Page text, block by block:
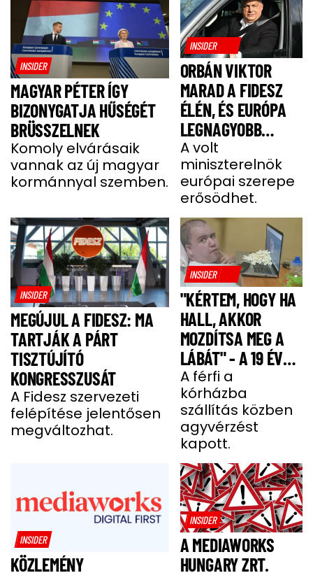
INSIDER
MAGYAR PÉTER ÍGY
BIZONYGATJA HŰSÉGÉT
BRÜSSZELNEK
Komoly elvárásaik
vannak az új magyar
kormánnyal szemben.
INSIDER
ORBÁN VIKTOR
MARAD A FIDESZ
ÉLÉN, ÉS EURÓPA
LEGNAGYOBB
JOBBOLDALI
SZÖVETSÉGÉT
ÉPÍTI TOVÁBB
A volt
miniszterelnök
európai szerepe
erősödhet.
INSIDER
MEGÚJUL A FIDESZ: MA
TARTJÁK A PÁRT
TISZTÚJÍTÓ
KONGRESSZUSÁT
A Fidesz szervezeti
felépítése jelentősen
megváltozhat.
INSIDER
"KÉRTEM, HOGY HA
HALL, AKKOR
MOZDÍTSA MEG A
LÁBÁT" - A 19 ÉVES
BENCE HÓNAPOKIG
KÓMÁBAN FEKÜDT
A BALESETE UTÁN
A férfi a
kórházba
szállítás közben
agyvérzést
kapott.
INSIDER
KÖZLEMÉNY
INSIDER
A MEDIAWORKS
HUNGARY ZRT.